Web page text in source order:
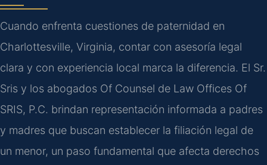
Cuando enfrenta cuestiones de paternidad en
Charlottesville, Virginia, contar con asesoría legal
clara y con experiencia local marca la diferencia. El Sr.
Sris y los abogados Of Counsel de Law Offices Of
SRIS, P.C. brindan representación informada a padres
y madres que buscan establecer la filiación legal de
un menor, un paso fundamental que afecta derechos